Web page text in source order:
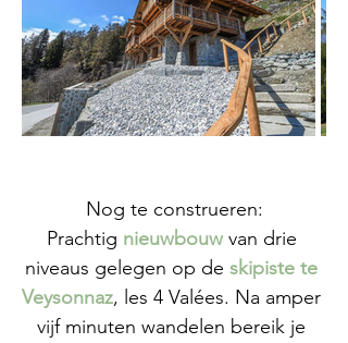
Nog te construeren:
Prachtig nieuwbouw van drie
niveaus gelegen op de skipiste te
Veysonnaz, les 4 Valées. Na amper
vijf minuten wandelen bereik je